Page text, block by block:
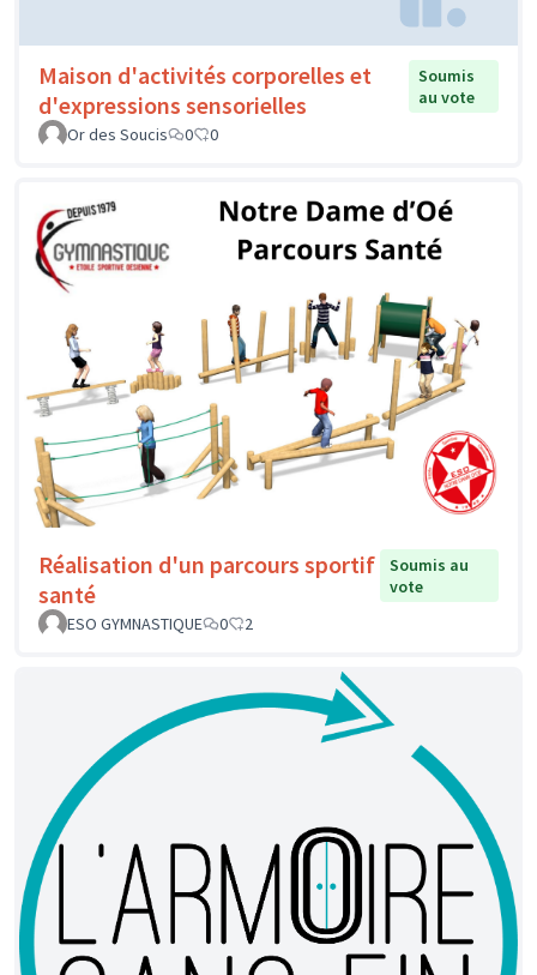
Maison d'activités corporelles et
d'expressions sensorielles
Soumis
au vote
Or des Soucis
0 0
Réalisation d'un parcours sportif
santé
Soumis au
vote
ESO GYMNASTIQUE
0 2